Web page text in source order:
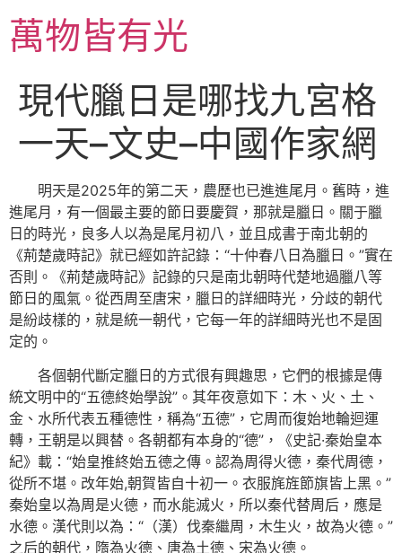
主萬物皆有光
現代臘日是哪找九宮格
一天–文史–中國作家網
明天是2025年的第二天，農歷也已進進尾月。舊時，進
進尾月，有一個最主要的節日要慶賀，那就是臘日。關于臘
日的時光，良多人以為是尾月初八，並且成書于南北朝的
《荊楚歲時記》就已經如許記錄：“十仲春八日為臘日。”實在
否則。《荊楚歲時記》記錄的只是南北朝時代楚地過臘八等
節日的風氣。從西周至唐宋，臘日的詳細時光，分歧的朝代
是紛歧樣的，就是統一朝代，它每一年的詳細時光也不是固
定的。
各個朝代斷定臘日的方式很有興趣思，它們的根據是傳
統文明中的“五德終始學說”。其年夜意如下：木、火、土、
金、水所代表五種德性，稱為“五德”，它周而復始地輪迴運
轉，王朝是以興替。各朝都有本身的“德”，《史記·秦始皇本
紀》載：“始皇推終始五德之傳。認為周得火德，秦代周德，
從所不堪。改年始,朝賀皆自十初一。衣服旄旌節旗皆上黑。”
秦始皇以為周是火德，而水能滅火，所以秦代替周后，應是
水德。漢代則以為：“（漢）伐秦繼周，木生火，故為火德。”
之后的朝代，隋為火德、唐為土德、宋為火德。